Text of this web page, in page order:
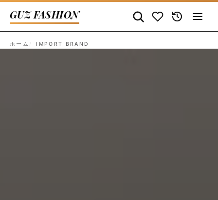
GUZ FASHION
ホーム IMPORT BRAND